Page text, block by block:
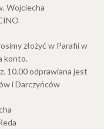
Wojciecha
złożyć w Parafii w
konto.
10.00 odprawiana jest
i Darczyńców